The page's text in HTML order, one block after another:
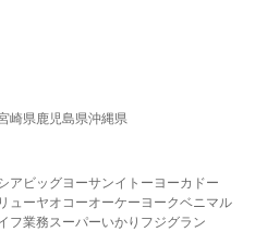
崎県鹿児島県沖縄県
ア ビッグヨーサンイトーヨーカドー
ューヤオコーオーケー ヨークベニマル
フ業務スーパーいかり フジグラン